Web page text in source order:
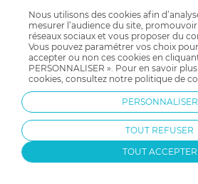
petits au fil du temps.
Est-ce vraiment utile ? OUI
Un hochet, un 4 en 1, voici pourquoi :
D'abord, le côté divertissement, le
hochet attirent assurément bébé. Un
facile à saisir, c'est un bonheur pour
permanence dans sa petite main.
Un hochet peut aussi être attaché
Livraison gratuite
dès 59.9€ d'achat
Nous utilisons des cookies afin
mesurer l’audience du site, promouvoir
réseaux sociaux et vous proposer du
Vous pouvez paramétrer vos choix
accepter ou non ces cookies en
PERSONNALISER ». Pour en savoir
cookies, consultez notre politique de
PERSONNALISER
TOUT REFUSER
TOUT ACCEPTER